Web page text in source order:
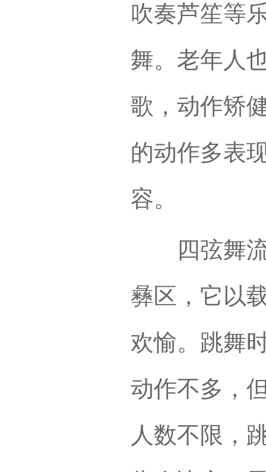
吹奏芦笙等
舞。老年人
歌，动作矫
的动作多表
容。
四弦舞流
彝区，它以
欢愉。跳舞
动作不多，
人数不限，